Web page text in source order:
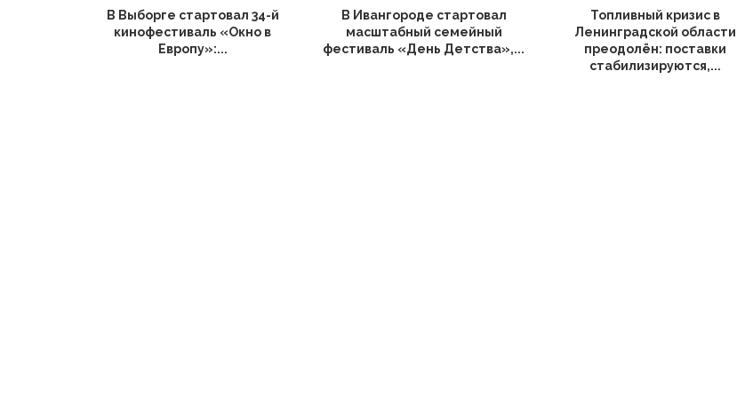
В Выборге стартовал 34-й
кинофестиваль «Окно в
Европу»:...
В Ивангороде стартовал
масштабный семейный
фестиваль «День Детства»,...
Топливный кризис в
Ленинградской области
преодолён: поставки
стабилизируются,...